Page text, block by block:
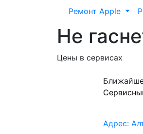
Ремонт Apple
Не
Цены в сервисах
Адрес: